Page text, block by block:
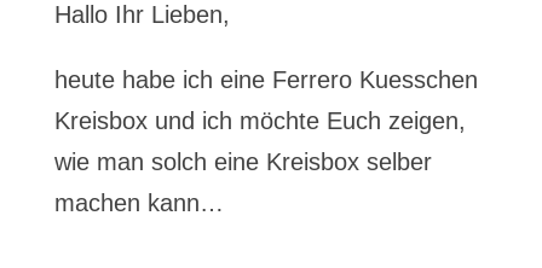
Hallo Ihr Lieben,
heute habe ich eine Ferrero Kuesschen
Kreisbox und ich möchte Euch zeigen,
wie man solch eine Kreisbox selber
machen kann…